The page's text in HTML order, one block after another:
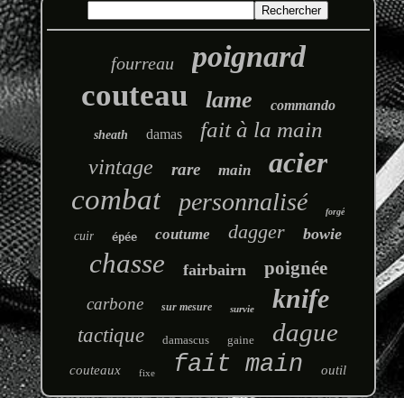
fourreau poignard
couteau lame commando
sheath damas fait à la main
vintage rare main
acier
combat
personnalisé forgé
cuir épée coutume dagger bowie
chasse fairbairn poignée
carbone sur mesure survie knife
tactique damascus gaine dague
couteaux fixe fait main outil